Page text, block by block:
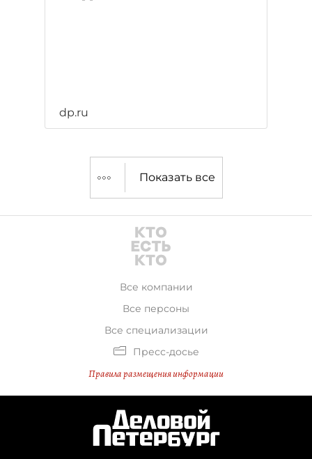
dp.ru
Показать все
Все компании
Все персоны
Все специализации
Пресс-досье
Правила размещения информации